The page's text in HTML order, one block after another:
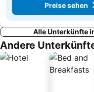
Preise sehen
Alle Unterkünfte
Andere